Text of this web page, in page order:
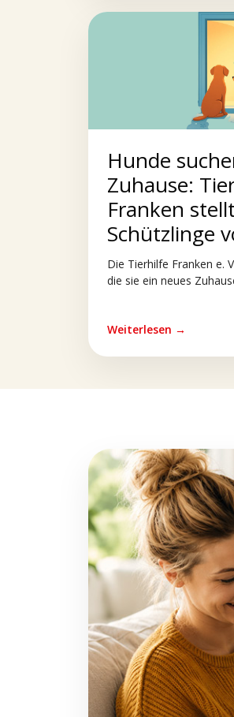
Hunde
Zuhause:
Franken
Schützlinge
Die Tierhilfe Franken e.
die sie ein neues
Weiterlesen →